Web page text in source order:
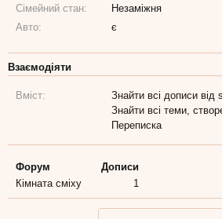
Сімейний стан:
Незаміжня
Авто:
є
Взаємодіяти
Вміст:
Знайти всі дописи від
Знайти всі теми,
Переписка
Форум
Дописи
Кімната сміху
1